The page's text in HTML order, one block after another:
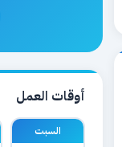
أوقات العمل
السبت